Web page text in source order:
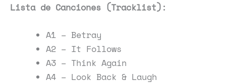
Lista de Canciones (Tracklist):
A1 – Betray
A2 – It Follows
A3 – Think Again
A4 – Look Back & Laugh